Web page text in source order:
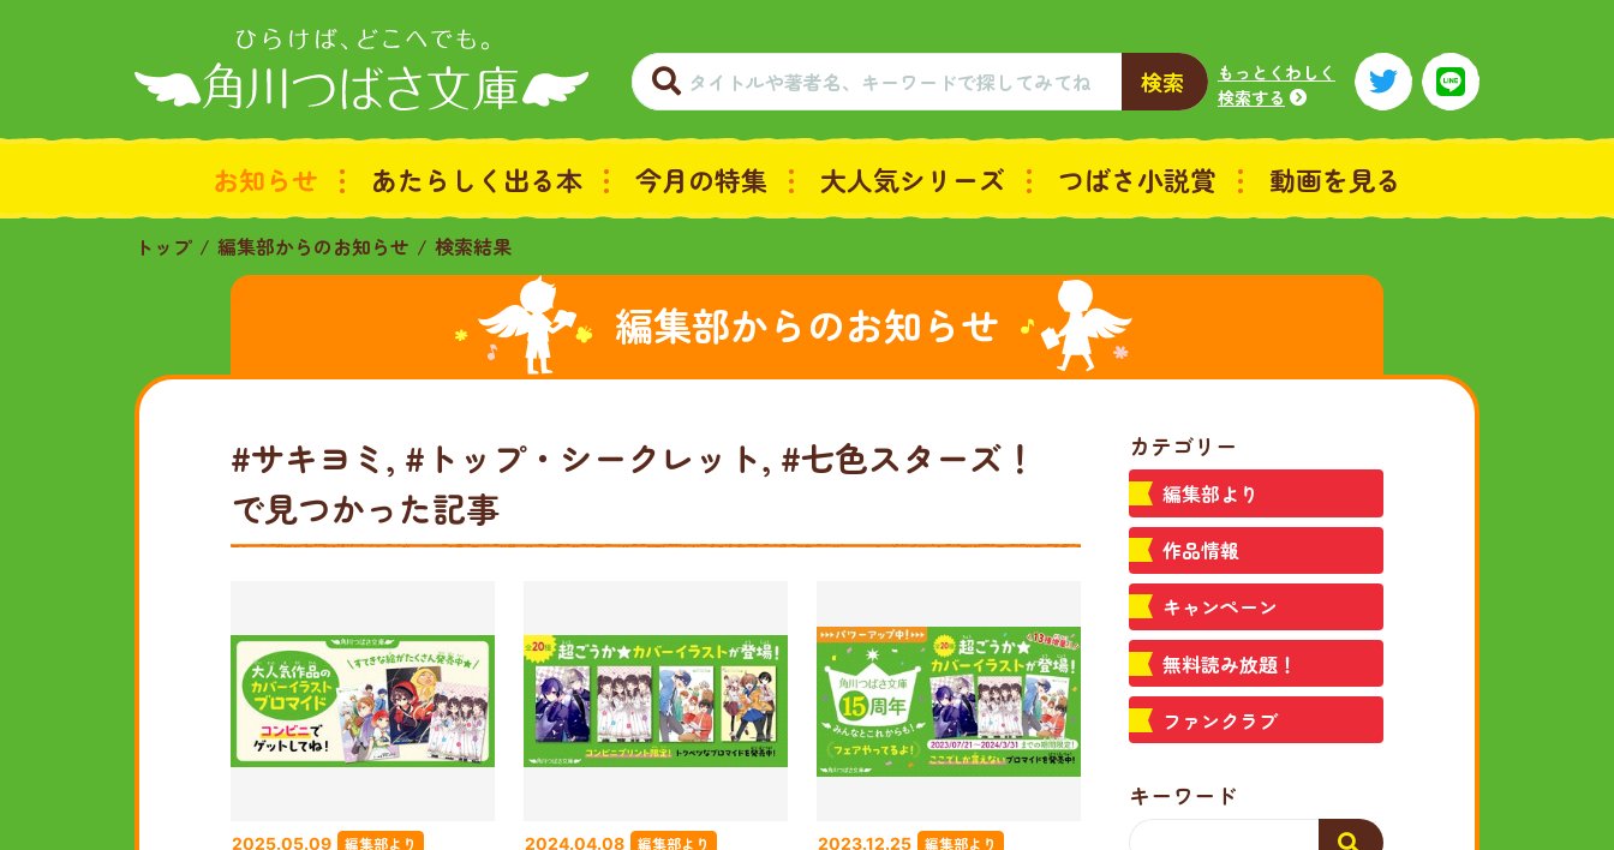
検索
もっとくわしく
検索する
お知らせ あたらしく出る本 今月の特集 大人気シリーズ つばさ小説賞 動画を見る
トップ 編集部からのお知らせ 検索結果
編集部からのお知らせ
#サキヨミ, #トップ・シークレット, #七色スターズ！
で見つかった記事
2025.05.09 編集部より 2024.04.08 編集部より 2023.12.25 編集部より
カテゴリー
編集部より
作品情報
キャンペーン
無料読み放題！
ファンクラブ
キーワード